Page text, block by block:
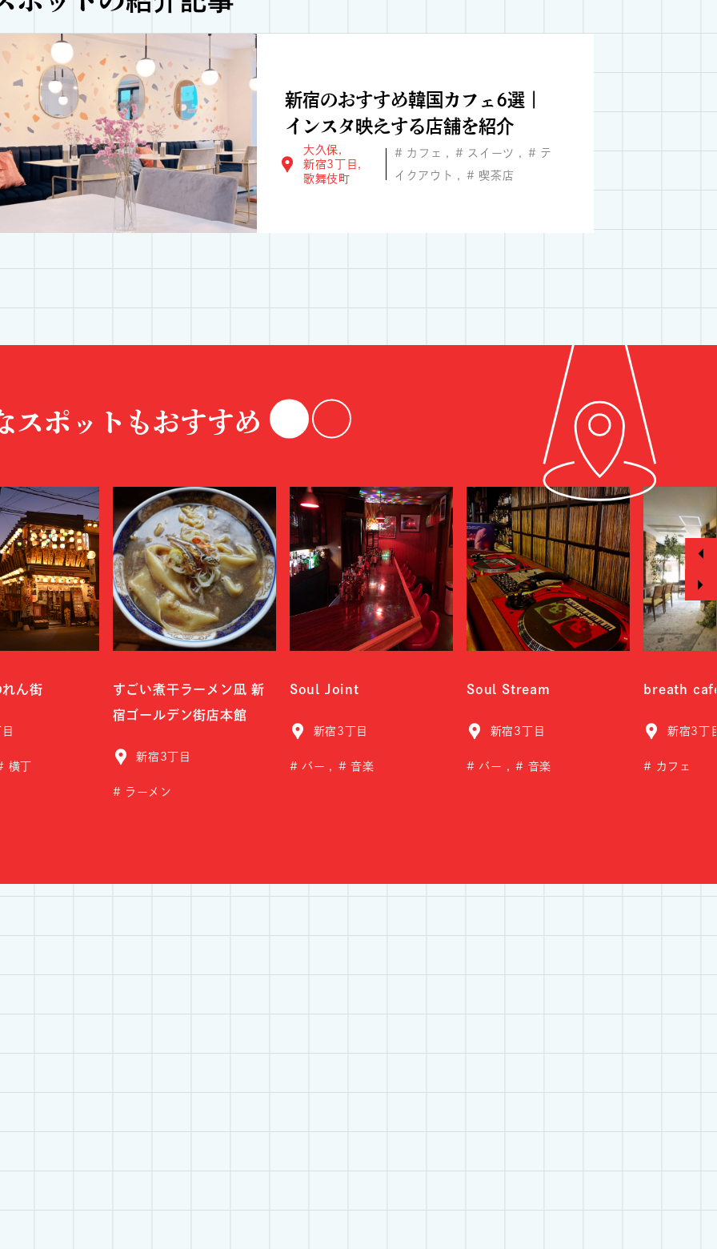
新宿のおすすめ韓国カフェ6選｜
インスタ映えする店舗を紹介
大久保
新宿3丁目
歌舞伎町
カフェ スイーツ
テ
イクアウト
喫茶店
スポットもおすすめ
ん街
横丁
すごい煮干ラーメン凪 新
宿ゴールデン街店本館
新宿3丁目
ラーメン
Soul Joint
新宿3丁目
バー 音楽
Soul Stream
新宿3丁目
バー 音楽
breath
新宿3丁
カフェ